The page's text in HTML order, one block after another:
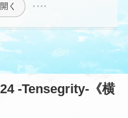
く
-Tensegrity-《横